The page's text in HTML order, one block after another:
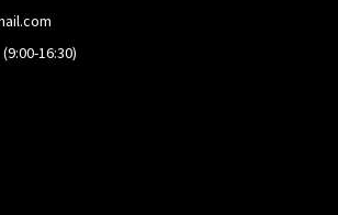
16:30)